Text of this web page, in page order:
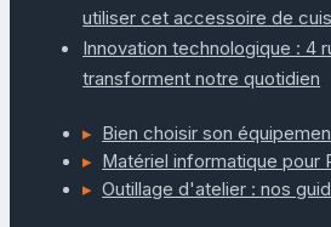
utiliser cet accessoire de
Innovation technologique : 4
transforment notre quotidien
Bien choisir son
Matériel informatique pour
Outillage d'atelier : nos